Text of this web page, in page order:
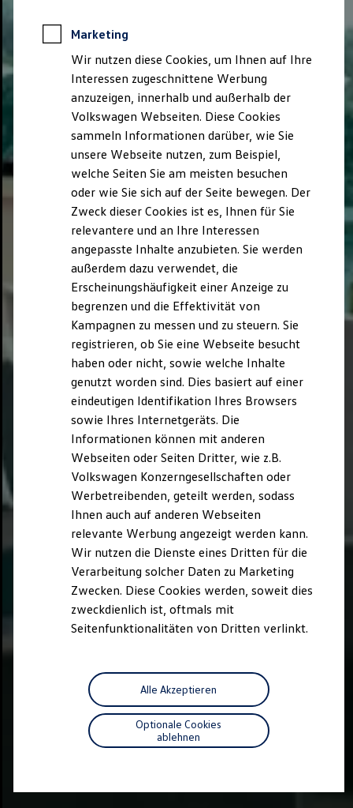
Marketing
Wir nutzen diese Cookies, um Ihnen auf Ihre
Interessen zugeschnittene Werbung
anzuzeigen, innerhalb und außerhalb der
Volkswagen Webseiten. Diese Cookies
sammeln Informationen darüber, wie Sie
unsere Webseite nutzen, zum Beispiel,
welche Seiten Sie am meisten besuchen
oder wie Sie sich auf der Seite bewegen. Der
Zweck dieser Cookies ist es, Ihnen für Sie
relevantere und an Ihre Interessen
angepasste Inhalte anzubieten. Sie werden
außerdem dazu verwendet, die
Erscheinungshäufigkeit einer Anzeige zu
begrenzen und die Effektivität von
Kampagnen zu messen und zu steuern. Sie
registrieren, ob Sie eine Webseite besucht
haben oder nicht, sowie welche Inhalte
genutzt worden sind. Dies basiert auf einer
eindeutigen Identifikation Ihres Browsers
sowie Ihres Internetgeräts. Die
Informationen können mit anderen
Webseiten oder Seiten Dritter, wie z.B.
Volkswagen Konzerngesellschaften oder
Werbetreibenden, geteilt werden, sodass
Ihnen auch auf anderen Webseiten
relevante Werbung angezeigt werden kann.
Wir nutzen die Dienste eines Dritten für die
Verarbeitung solcher Daten zu Marketing
Zwecken. Diese Cookies werden, soweit dies
zweckdienlich ist, oftmals mit
Seitenfunktionalitäten von Dritten verlinkt.
Optionale Cookies
ablehnen
Alle Akzeptieren